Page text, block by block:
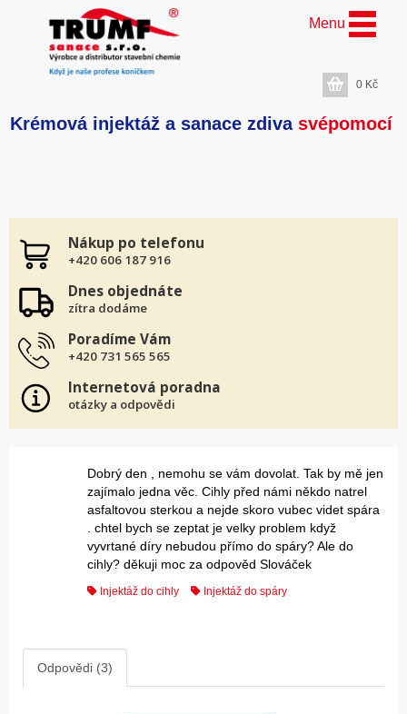
Krémová injektáž a sanace zdiva svépomocí
Menu
0 Kč
Nákup po telefonu
+420 606 187 916
Dnes objednáte
zítra dodáme
Poradíme Vám
+420 731 565 565
Internetová poradna
otázky a odpovědi
Dobrý den , nemohu se vám dovolat. Tak by mě jen
zajímalo jedna věc. Cihly před námi někdo natrel
asfaltovou sterkou a nejde skoro vubec videt spára
. chtel bych se zeptat je velky problem když
vyvrtané díry nebudou přímo do spáry? Ale do
cihly? děkuji moc za odpověd Slováček
Injektáž do cihly Injektáž do spáry
Odpovědi (3)